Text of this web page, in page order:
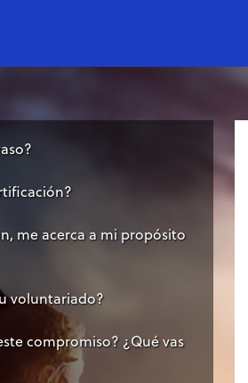
me acerca a mi propósito
voluntariado?
compromiso? ¿Qué vas